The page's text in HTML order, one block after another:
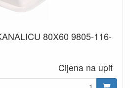
80X60 9805-116-
Cijena na upit